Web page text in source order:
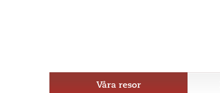
Våra resor